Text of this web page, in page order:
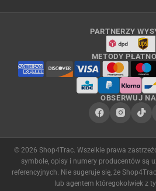
PARTNERZY
METODY
OBSERWUJ
© 2026 Shop4Trac. Wszelkie prawa
symbole, opisy i numery producentów są
referencyjnych. Nie sugeruje się, że
lub agentem któregokolwiek z